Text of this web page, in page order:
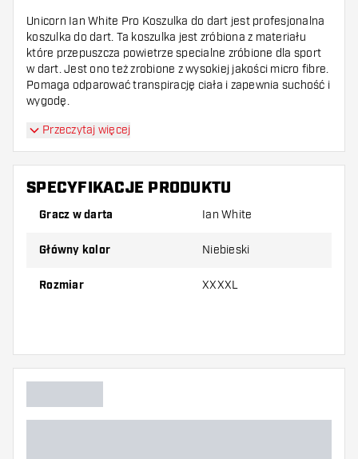
Unicorn Ian White Pro Koszulka do dart jest profesjonalna
koszulka do dart. Ta koszulka jest zróbiona z materiału
które przepuszcza powietrze specialne zróbione dla sport
w dart. Jest ono też zrobione z wysokiej jakości micro fibre.
Pomaga odparować transpirację ciała i zapewnia suchość i
wygodę.
Przeczytaj więcej
SPECYFIKACJE PRODUKTU
Gracz w darta Ian White
Główny kolor Niebieski
Rozmiar XXXXL